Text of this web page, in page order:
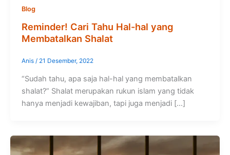
Blog
Reminder! Cari Tahu Hal-hal yang
Membatalkan Shalat
Anis / 21 Desember, 2022
“Sudah tahu, apa saja hal-hal yang membatalkan
shalat?” Shalat merupakan rukun islam yang tidak
hanya menjadi kewajiban, tapi juga menjadi […]